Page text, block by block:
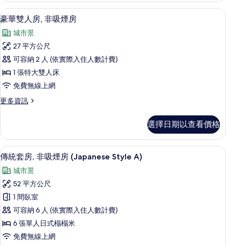
的
所
有
相
片
人
房,
吸
煙
房
的
詳
情
顯
示
豪
華
雙
人
非
煙
房
的
所
有
相
片
5
豪華雙人房, 非吸煙房
城市景
27 平方公尺
可容納 2 人 (依實際入住人數計費)
1 張特大雙人床
免費無線上網
更多資訊
更
雙
人
房,
非
吸
煙
房
的
詳
情
選擇日期以查看價格
顯
示
傳
統
套
房,
非
傳統套房, 非吸煙房 (Japanese Style
8
傳統套房, 非吸煙房 (Japanese Style A)
城市景
52 平方公尺
1 間臥室
可容納 6 人 (依實際入住人數計費)
6 張單人日式榻榻米
免費無線上網